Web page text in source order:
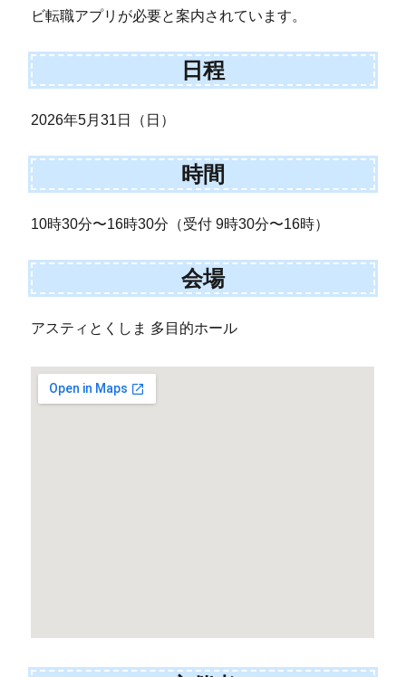
ビ転職アプリが必要と案内されています。
日程
2026年5月31日（日）
時間
10時30分〜16時30分（受付 9時30分〜16時）
会場
アスティとくしま 多目的ホール